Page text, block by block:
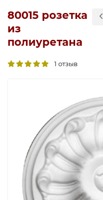
80015 розетка
из
полиуретана
1 отзыв